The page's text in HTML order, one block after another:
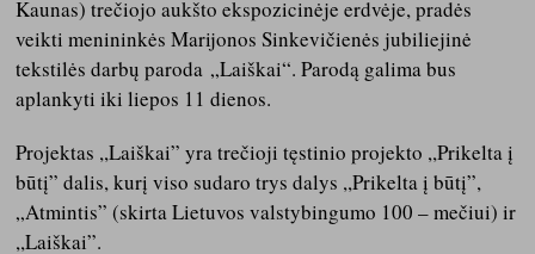
Kaunas) trečiojo aukšto ekspozicinėje erdvėje, pradės
veikti menininkės Marijonos Sinkevičienės jubiliejinė
tekstilės darbų paroda „Laiškai“. Parodą galima bus
aplankyti iki liepos 11 dienos.
Projektas ,,Laiškai” yra trečioji tęstinio projekto ,,Prikelta į
būtį” dalis, kurį viso sudaro trys dalys ,,Prikelta į būtį”,
„Atmintis” (skirta Lietuvos valstybingumo 100 – mečiui) ir
,,Laiškai”.